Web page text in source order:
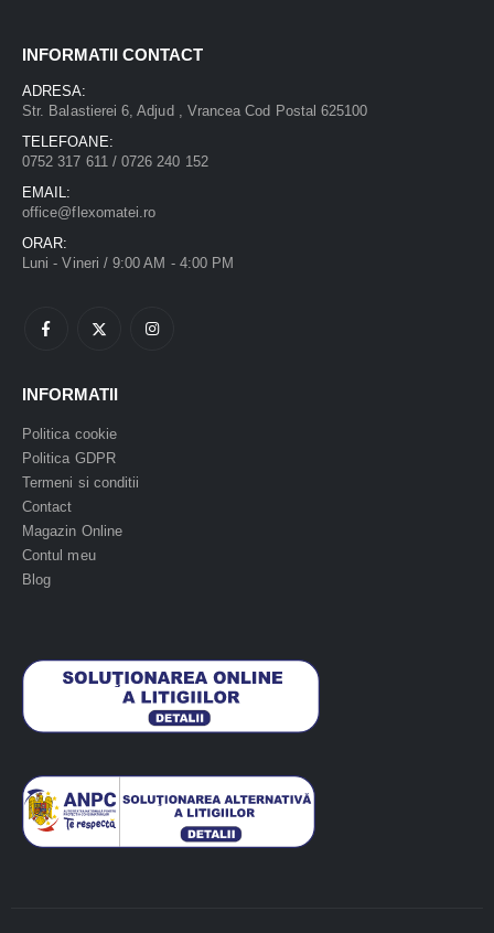
INFORMATII CONTACT
ADRESA:
Str. Balastierei 6, Adjud , Vrancea Cod Postal 625100
TELEFOANE:
0752 317 611 / 0726 240 152
EMAIL:
office@flexomatei.ro
ORAR:
Luni - Vineri / 9:00 AM - 4:00 PM
INFORMATII
Politica cookie
Politica GDPR
Termeni si conditii
Contact
Magazin Online
Contul meu
Blog